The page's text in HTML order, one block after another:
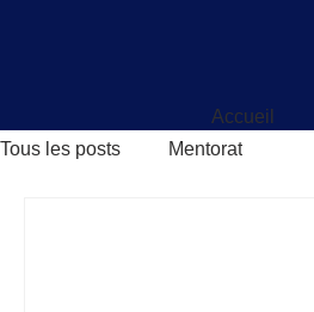
Accueil
Tous les posts
Mentorat